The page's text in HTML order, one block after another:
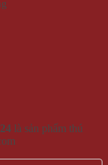
là sản phẩm thú